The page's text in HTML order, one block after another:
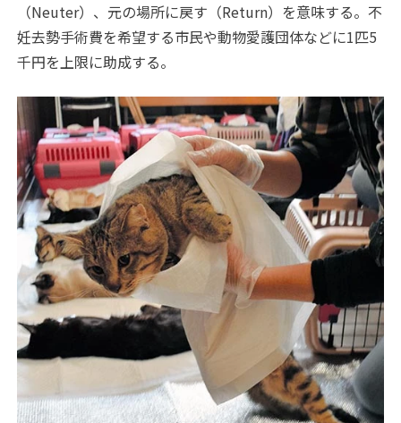
（Neuter）、元の場所に戻す（Return）を意味する。不
妊去勢手術費を希望する市民や動物愛護団体などに1匹5
千円を上限に助成する。